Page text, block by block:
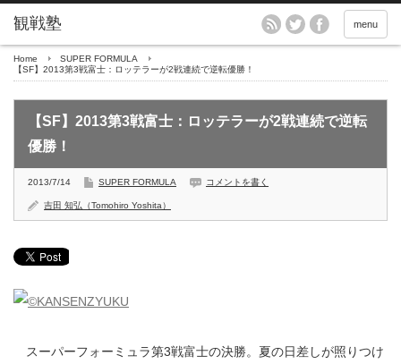
menu
Home
SUPER FORMULA
【SF】2013第3戦富士：ロッテラーが2戦連続で逆転優勝！
【SF】2013第3戦富士：ロッテラーが2戦連続で逆転
優勝！
2013/7/14 SUPER FORMULA コメントを書く
吉田 知弘（Tomohiro Yoshita）
スーパーフォーミュラ第3戦富士の決勝。夏の日差しが照りつけ